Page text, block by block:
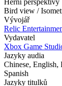
Bird view /
Vývojář
Relic
Vydavatel
Xbox Game
Jazyky audia
Chinese, English,
Spanish
Jazyky titulků